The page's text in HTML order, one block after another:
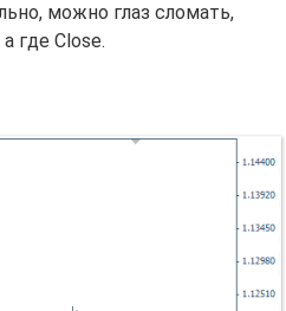
можно глаз сломать,
где Close.